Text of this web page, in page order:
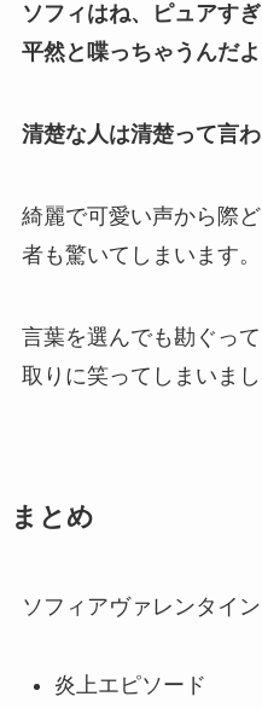
ソフィはね、ピュアす
平然と喋っちゃうんだ
清楚な人は清楚って言わ
綺麗で可愛い声から 際
者も驚いてしまいます。
言葉を選んでも勘ぐっ
取りに笑ってしまいまし
まとめ
ソフィアヴァレンタイ
炎上エピソード